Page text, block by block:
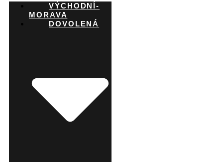
VÝCHODNÍ-
MORAVA
DOVOLENÁ